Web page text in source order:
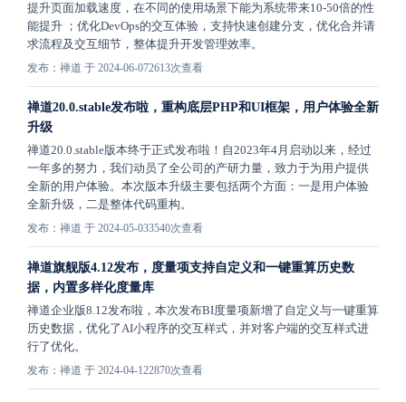
提升页面加载速度，在不同的使用场景下能为系统带来10-50倍的性
能提升 ；优化DevOps的交互体验，支持快速创建分支，优化合并请
求流程及交互细节，整体提升开发管理效率。
发布：禅道 于 2024-06-072613次查看
禅道20.0.stable发布啦，重构底层PHP和UI框架，用户体验全新
升级
禅道20.0.stable版本终于正式发布啦！自2023年4月启动以来，经过
一年多的努力，我们动员了全公司的产研力量，致力于为用户提供
全新的用户体验。本次版本升级主要包括两个方面：一是用户体验
全新升级，二是整体代码重构。
发布：禅道 于 2024-05-033540次查看
禅道旗舰版4.12发布，度量项支持自定义和一键重算历史数
据，内置多样化度量库
禅道企业版8.12发布啦，本次发布BI度量项新增了自定义与一键重算
历史数据，优化了AI小程序的交互样式，并对客户端的交互样式进
行了优化。
发布：禅道 于 2024-04-122870次查看